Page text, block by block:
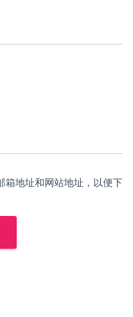
箱地址和网站地址，以便下